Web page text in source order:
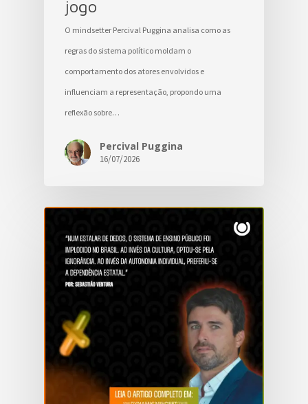
jogo
O mindsetter Percival Puggina analisa como as
regras do sistema político moldam o
comportamento dos atores envolvidos e
influenciam a representação, propondo uma
reflexão sobre…
Percival Puggina
16/07/2026